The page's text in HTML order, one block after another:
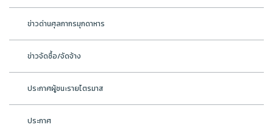
ข่าวด่านศุลกากรมุกดาหาร
ข่าวจัดซื้อ/จัดจ้าง
ประกาศผู้ชนะรายไตรมาส
ประกาศ